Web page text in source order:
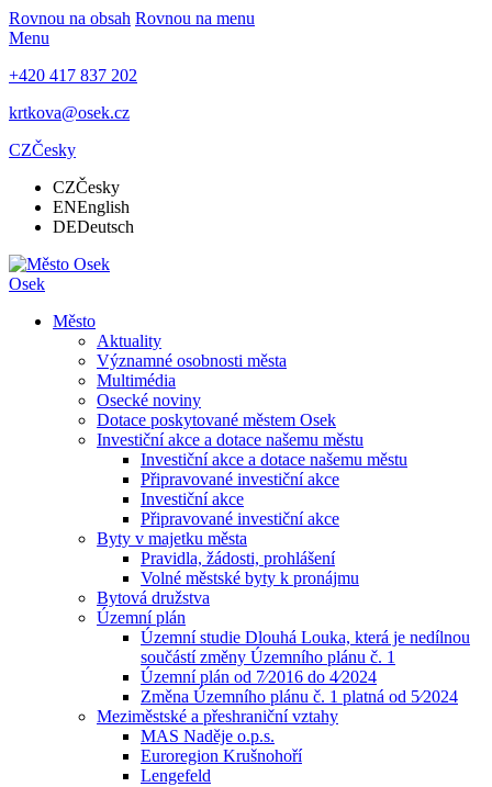
Rovnou na obsah Rovnou na menu
Menu
+420 417 837 202
krtkova@osek.cz
CZČesky
CZČesky
ENEnglish
DEDeutsch
Osek
Město
Aktuality
Významné osobnosti města
Multimédia
Osecké noviny
Dotace poskytované městem Osek
Investiční akce a dotace našemu městu
Investiční akce a dotace našemu městu
Připravované investiční akce
Investiční akce
Připravované investiční akce
Byty v majetku města
Pravidla, žádosti, prohlášení
Volné městské byty k pronájmu
Bytová družstva
Územní plán
Územní studie Dlouhá Louka, která je nedílnou
součástí změny Územního plánu č. 1
Územní plán od 7⁄2016 do 4⁄2024
Změna Územního plánu č. 1 platná od 5⁄2024
Meziměstské a přeshraniční vztahy
MAS Naděje o.p.s.
Euroregion Krušnohoří
Lengefeld